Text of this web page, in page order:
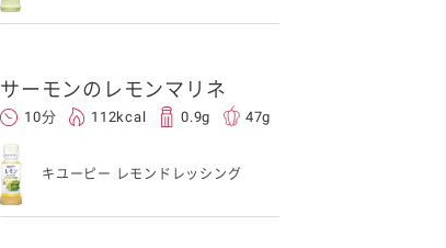
サーモンのレモンマリネ
10分 112kcal 0.9g 47g
キユーピー レモンドレッシング